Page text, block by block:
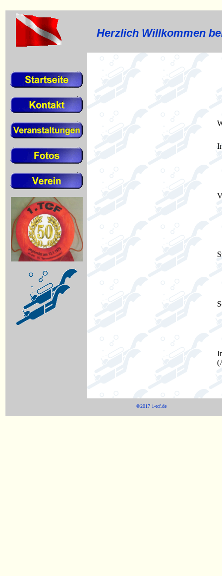
Herzlich Willkommen
©2017 1-tcf.de